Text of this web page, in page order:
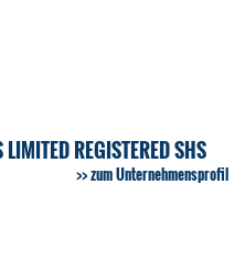
REGISTERED SHS
zum Unternehmensprofil